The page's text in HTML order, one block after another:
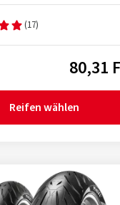
(17)
80,31
Reifen wählen